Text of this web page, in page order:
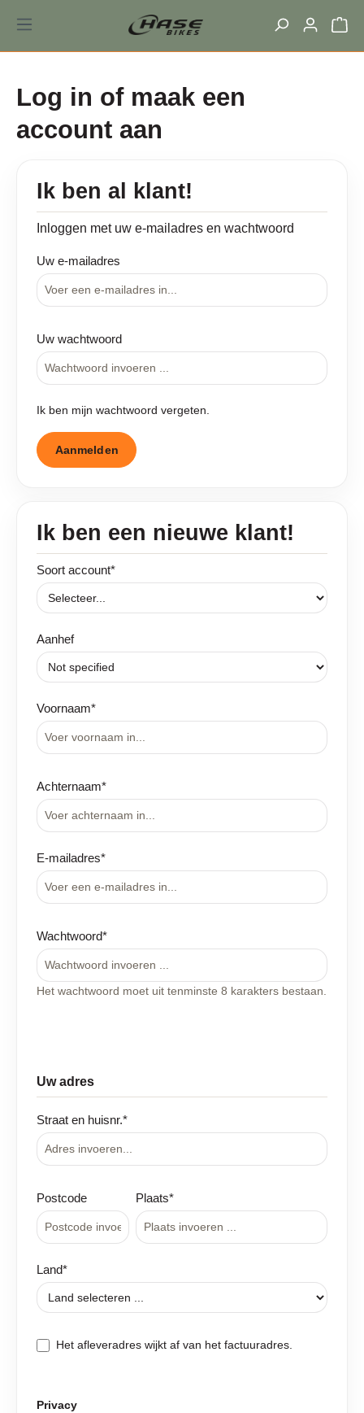
Log in of maak een
account aan
Ik ben al klant!
Inloggen met uw e-mailadres en wachtwoord
Uw e-mailadres
Uw wachtwoord
Ik ben mijn wachtwoord vergeten.
Aanmelden
Ik ben een nieuwe klant!
Persoonlijke informatie
Soort account*
Aanhef
Voornaam*
Achternaam*
E-mailadres*
Wachtwoord*
Het wachtwoord moet uit tenminste 8 karakters bestaan.
Uw adres
Straat en huisnr.*
Postcode Plaats*
Land*
Het afleveradres wijkt af van het factuuradres.
Privacy